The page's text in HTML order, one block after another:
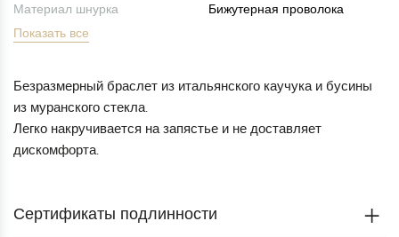
Материал шнурка
Бижутерная проволока
Показать все
Безразмерный браслет из итальянского каучука и бусины
из муранского стекла.
Легко накручивается на запястье и не доставляет
дискомфорта.
Сертификаты подлинности